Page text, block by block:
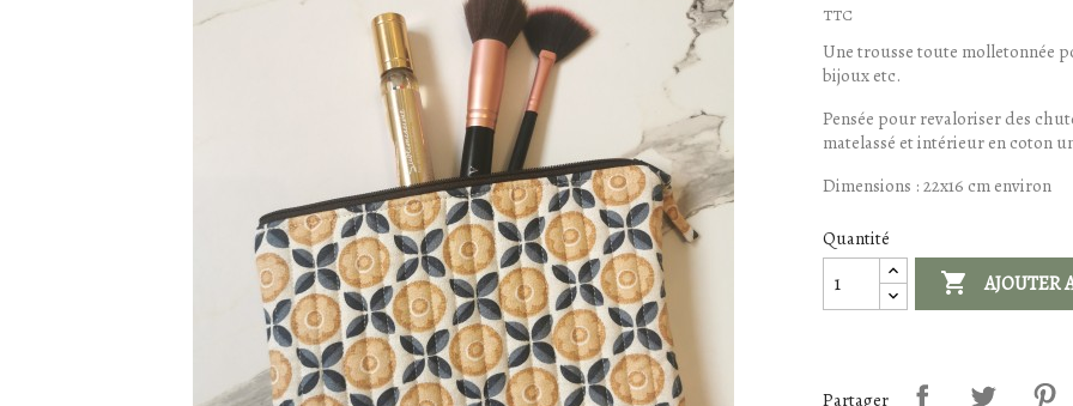
TTC
Une trousse toute molletonnée
bijoux etc.
Pensée pour revaloriser des
matelassé et intérieur en coton
Dimensions : 22x16 cm environ
Quantité
 AJOUTER
Partager